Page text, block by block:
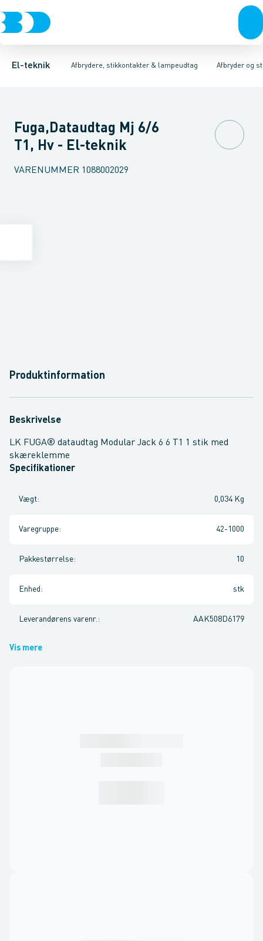
El-teknik Afbrydere, stikkontakter & lampeudtag
Afbrydere, stikkontakter & lampeudtagForgreningsmateriel
Afbryder og
Afbryder og stikdåsemateriel
Afbryder og stikkontakt kombinationInstallationsafbryder
Fuga,Dataudtag Mj 6/6
T1, Hv - El-teknik
VARENUMMER 1088002029
Produktinformation
Beskrivelse
LK FUGA® dataudtag Modular Jack 6 6 T1 1 stik med
skæreklemme
Specifikationer
Vægt: 0,034 Kg
Varegruppe: 42-1000
Pakkestørrelse: 10
Enhed : stk
Leverandørens varenr. : AAK508D6179
Vis mere